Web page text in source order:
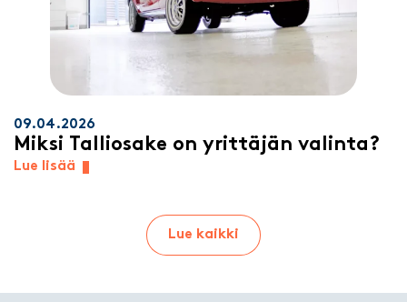
09.04.2026
Miksi Talliosake on yrittäjän valinta?
Lue lisää
Lue kaikki